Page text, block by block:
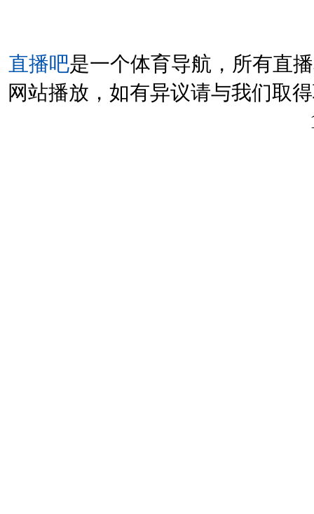
直播吧是一个体育导航，所有直
网站播放，如有异议请与我们取